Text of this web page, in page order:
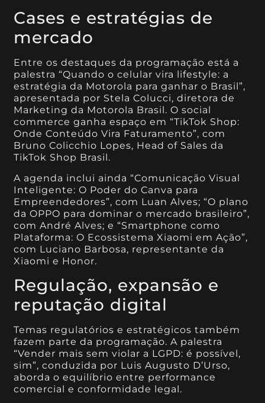
Cases e estratégias de
mercado
Entre os destaques da programação está a
palestra “Quando o celular vira lifestyle: a
estratégia da Motorola para ganhar o Brasil”,
apresentada por Stela Colucci, diretora de
Marketing da Motorola Brasil. O social
commerce ganha espaço em “TikTok Shop:
Onde Conteúdo Vira Faturamento”, com
Bruno Colicchio Lopes, Head of Sales da
TikTok Shop Brasil.
A agenda inclui ainda “Comunicação Visual
Inteligente: O Poder do Canva para
Empreendedores”, com Luan Alves; “O plano
da OPPO para dominar o mercado brasileiro”,
com André Alves; e “Smartphone como
Plataforma: O Ecossistema Xiaomi em Ação”,
com Luciano Barbosa, representante da
Xiaomi e Honor.
Regulação, expansão e
reputação digital
Temas regulatórios e estratégicos também
fazem parte da programação. A palestra
“Vender mais sem violar a LGPD: é possível,
sim”, conduzida por Luis Augusto D’Urso,
aborda o equilíbrio entre performance
comercial e conformidade legal.